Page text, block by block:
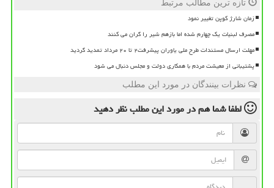
تازه ترین مطالب مرتبط
زمان شارژ کوپن تغییر نمود
مصرف لبنیات یک چهارم شده اما بازهم شیر را گران می کنند
مهلت ارسال مستندات طرح ملی یاوران پیشرفت۲ تا ۲۰ مرداد تمدید گردید
پشتیبانی از معیشت مردم با همکاری دولت و مجلس دنبال می شود
نظرات بینندگان در مورد این مطلب
لطفا شما همدر مورد این مطلبنظر دهید